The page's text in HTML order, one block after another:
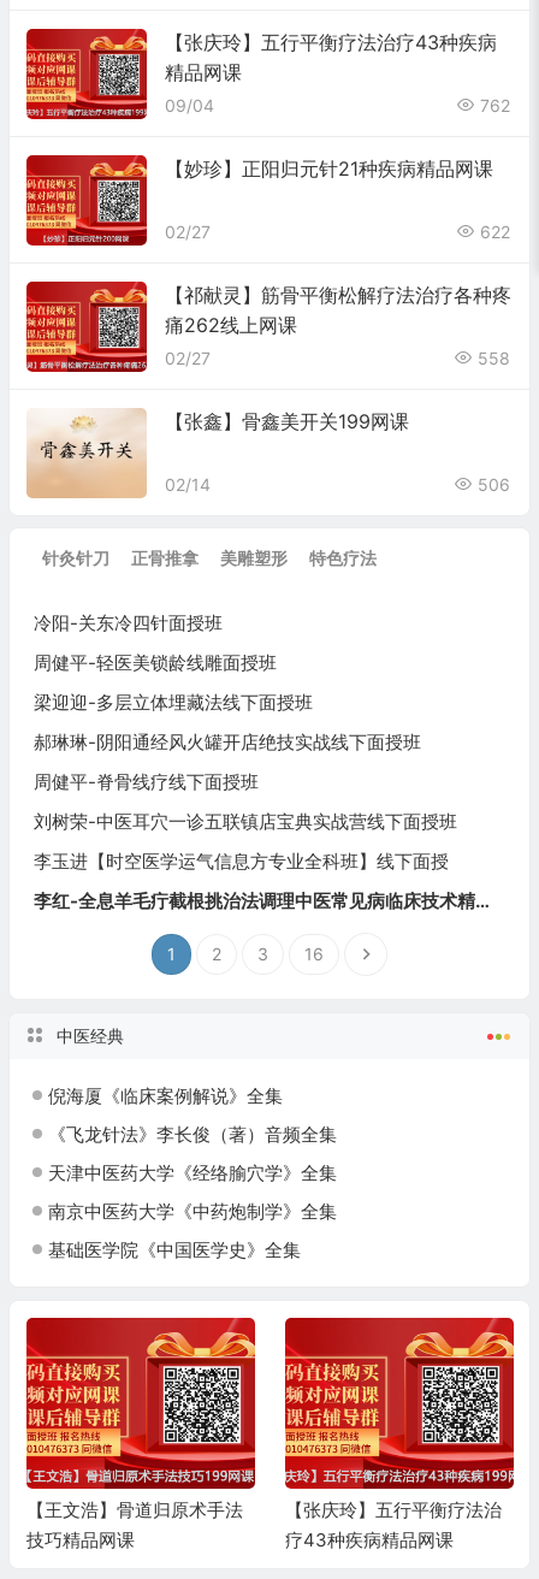
【张庆玲】五行平衡疗法治疗43种疾病
精品网课
09/04 762
【妙珍】正阳归元针21种疾病精品网课
02/27 622
【祁献灵】筋骨平衡松解疗法治疗各种疼
痛262线上网课
02/27 558
【张鑫】骨鑫美开关199网课
02/14 506
针灸针刀 正骨推拿 美雕塑形 特色疗法
冷阳-关东冷四针面授班
周健平-轻医美锁龄线雕面授班
梁迎迎-多层立体埋藏法线下面授班
郝琳琳-阴阳通经风火罐开店绝技实战线下面授班
周健平-脊骨线疗线下面授班
刘树荣-中医耳穴一诊五联镇店宝典实战营线下面授班
李玉进【时空医学运气信息方专业全科班】线下面授
李红-全息羊毛疔截根挑治法调理中医常见病临床技术精品推广班
1 2 3 16
中医经典
倪海厦《临床案例解说》全集
《飞龙针法》李长俊（著）音频全集
天津中医药大学《经络腧穴学》全集
南京中医药大学《中药炮制学》全集
基础医学院《中国医学史》全集
【王文浩】骨道归原术手法
技巧精品网课
【张庆玲】五行平衡疗法治
疗43种疾病精品网课